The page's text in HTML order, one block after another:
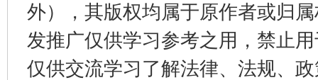
外），其版权均属于原作者或归
发推广仅供学习参考之用，禁止
仅供交流学习了解法律、法规、
受贿1.44亿！段成刚被判无期 从幼